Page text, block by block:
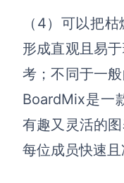
（4） 可以把枯
形成直观且易
考；不同于一
BoardMix是一
有趣又灵活的
每位成员快速且